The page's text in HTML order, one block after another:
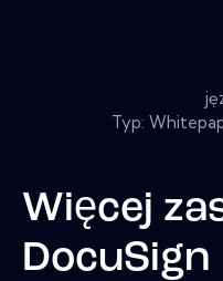
Typ:
Więcej
DocuSign